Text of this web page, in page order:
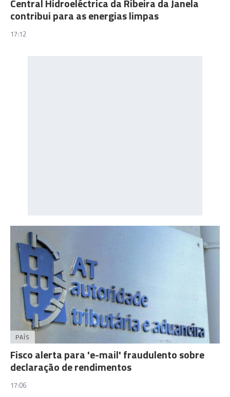
contribui para as energias limpas
17:12
PAÍS
Fisco alerta para 'e-mail' fraudulento sobre
declaração de rendimentos
17:06